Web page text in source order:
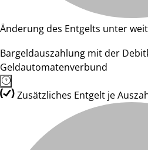
Änderung des Entgelts unter
Bargeldauszahlung mit der
Geldautomatenverbund
Zusätzliches Entgelt je